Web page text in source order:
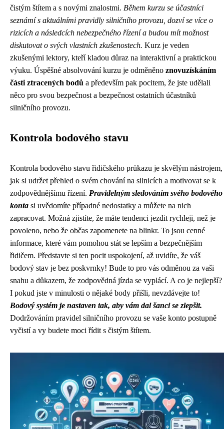
čistým štítem a s novými znalostmi. Během kurzu se účastníci
seznámí s aktuálními pravidly silničního provozu, dozví se více o
rizicích a následcích nebezpečného řízení a budou mít možnost
diskutovat o svých vlastních zkušenostech. Kurz je veden
zkušenými lektory, kteří kladou důraz na interaktivní a praktickou
výuku. Úspěšné absolvování kurzu je odměněno znovuzískáním
části ztracených bodů a především pak pocitem, že jste udělali
něco pro svou bezpečnost a bezpečnost ostatních účastníků
silničního provozu.
Kontrola bodového stavu
Kontrola bodového stavu řidičského průkazu je skvělým nástrojem,
jak si udržet přehled o svém chování na silnicích a motivovat se k
zodpovědnějšímu řízení. Pravidelným sledováním svého bodového
konta si uvědomíte případné nedostatky a můžete na nich
zapracovat. Možná zjistíte, že máte tendenci jezdit rychleji, než je
povoleno, nebo že občas zapomenete na blinkr. To jsou cenné
informace, které vám pomohou stát se lepším a bezpečnějším
řidičem. Představte si ten pocit uspokojení, až uvidíte, že váš
bodový stav je bez poskvrnky! Bude to pro vás odměnou za vaši
snahu a důkazem, že zodpovědná jízda se vyplácí. A co je nejlepší?
I pokud jste v minulosti o nějaké body přišli, nevzdávejte to!
Bodový systém je nastaven tak, aby vám dal šanci se zlepšit.
Dodržováním pravidel silničního provozu se vaše konto postupně
vyčistí a vy budete moci řídit s čistým štítem.